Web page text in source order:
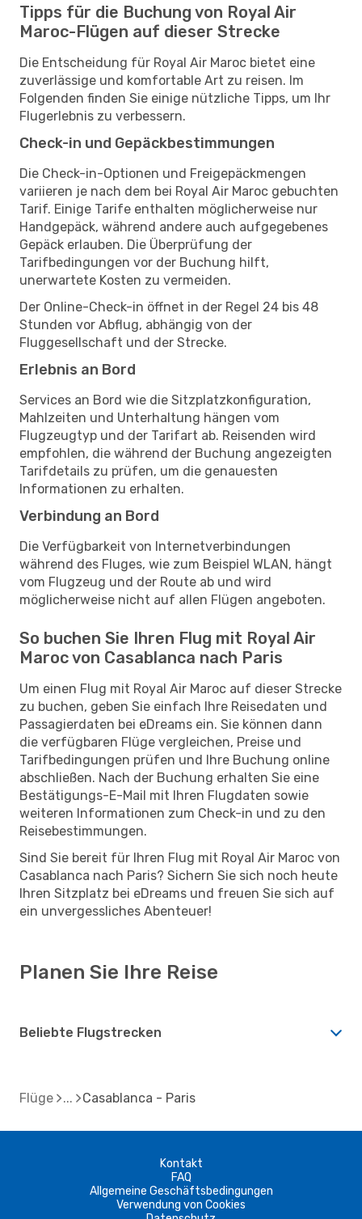
Tipps für die Buchung von Royal Air
Maroc-Flügen auf dieser Strecke
Die Entscheidung für Royal Air Maroc bietet eine
zuverlässige und komfortable Art zu reisen. Im
Folgenden finden Sie einige nützliche Tipps, um Ihr
Flugerlebnis zu verbessern.
Check-in und Gepäckbestimmungen
Die Check-in-Optionen und Freigepäckmengen
variieren je nach dem bei Royal Air Maroc gebuchten
Tarif. Einige Tarife enthalten möglicherweise nur
Handgepäck, während andere auch aufgegebenes
Gepäck erlauben. Die Überprüfung der
Tarifbedingungen vor der Buchung hilft,
unerwartete Kosten zu vermeiden.
Der Online-Check-in öffnet in der Regel 24 bis 48
Stunden vor Abflug, abhängig von der
Fluggesellschaft und der Strecke.
Erlebnis an Bord
Services an Bord wie die Sitzplatzkonfiguration,
Mahlzeiten und Unterhaltung hängen vom
Flugzeugtyp und der Tarifart ab. Reisenden wird
empfohlen, die während der Buchung angezeigten
Tarifdetails zu prüfen, um die genauesten
Informationen zu erhalten.
Verbindung an Bord
Die Verfügbarkeit von Internetverbindungen
während des Fluges, wie zum Beispiel WLAN, hängt
vom Flugzeug und der Route ab und wird
möglicherweise nicht auf allen Flügen angeboten.
So buchen Sie Ihren Flug mit Royal Air
Maroc von Casablanca nach Paris
Um einen Flug mit Royal Air Maroc auf dieser Strecke
zu buchen, geben Sie einfach Ihre Reisedaten und
Passagierdaten bei eDreams ein. Sie können dann
die verfügbaren Flüge vergleichen, Preise und
Tarifbedingungen prüfen und Ihre Buchung online
abschließen. Nach der Buchung erhalten Sie eine
Bestätigungs-E-Mail mit Ihren Flugdaten sowie
weiteren Informationen zum Check-in und zu den
Reisebestimmungen.
Sind Sie bereit für Ihren Flug mit Royal Air Maroc von
Casablanca nach Paris? Sichern Sie sich noch heute
Ihren Sitzplatz bei eDreams und freuen Sie sich auf
ein unvergessliches Abenteuer!
Planen Sie Ihre Reise
Beliebte Flugstrecken
Flüge Casablanca - Paris
Kontakt
FAQ
Allgemeine Geschäftsbedingungen
Verwendung von Cookies